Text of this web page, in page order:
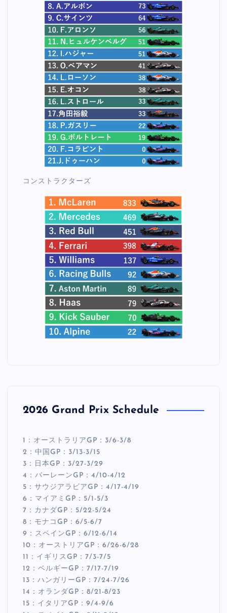
コンストラクターズ
2026 Grand Prix Schedule
1：オーストラリアGP：3/6-3/8
2：中国GP：3/13-3/15
3：日本GP：3/27-3/29
4：バーレーンGP：4/10-4/12
5：サウジアラビアGP：4/17-4/19
6：マイアミGP：5/1-5/3
7：カナダGP：5/22-5/24
8：モナコGP：6/5-6/7
9：スペインGP：6/12-6/14
10：オーストリアGP：6/26-6/28
11：イギリスGP：7/3-7/5
12：ベルギーGP：7/17-7/19
13：ハンガリーGP：7/24-7/26
14：オランダGP：8/21-8/23
15：イタリアGP：9/4-9/6